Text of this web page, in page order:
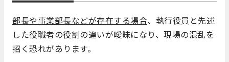
部長や事業部長などが存在する場合、執行役員と先述
した役職者の役割の違いが曖昧になり、現場の混乱を
招く恐れがあります。